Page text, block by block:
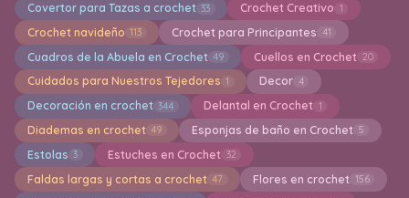
Covertor para Tazas a crochet 33 Crochet Creativo 1
Crochet navideño 113 Crochet para Principantes 41
Cuadros de la Abuela en Crochet 49 Cuellos en Crochet 20
Cuidados para Nuestros Tejedores 1 Decor 4
Decoración en crochet 344 Delantal en Crochet 1
Diademas en crochet 49 Esponjas de baño en Crochet 5
Estolas 3 Estuches en Crochet 32
Faldas largas y cortas a crochet 47 Flores en crochet 156